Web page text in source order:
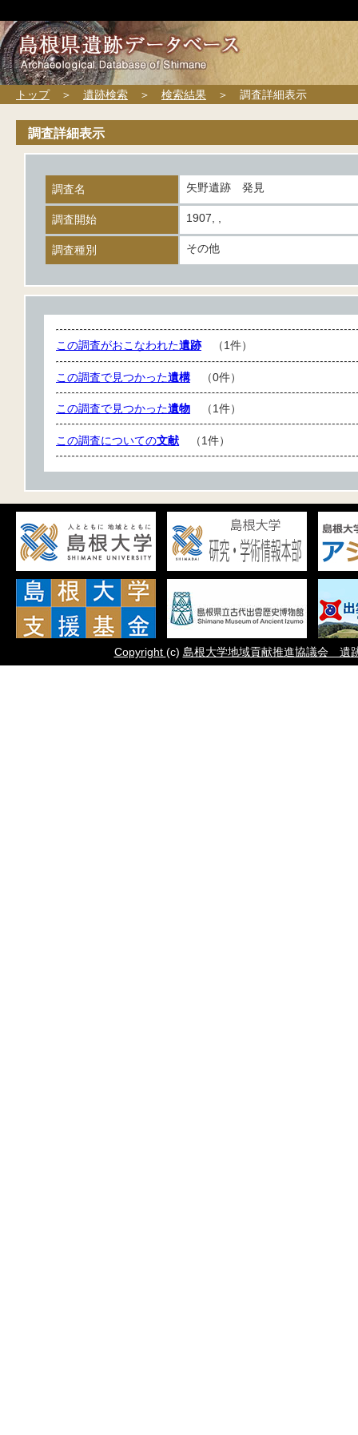
トップ＞ 遺跡検索 ＞ 検索結果 ＞ 調査詳細表示
調査詳細表示
調査名 矢野遺跡 発見
調査開始 1907, ,
調査種別 その他
この調査がおこなわれた遺跡（1件）
この調査で見つかった遺構（0件）
この調査で見つかった遺物 （1件）
この調査についての文献 （1件）
Copyright (c) 島根大学地域貢献推進協議会 遺